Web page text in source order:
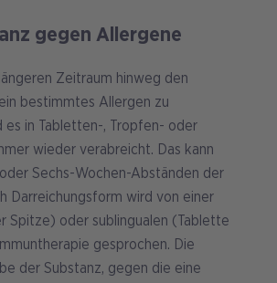
gegen Allergene
Zeitraum hinweg den
bestimmtes Allergen zu
es in Tabletten-, Tropfen- oder
wieder verabreicht. Das kann
Sechs-Wochen-Abständen der
Darreichungsform wird von einer
Spitze) oder sublingualen (Tablette
gesprochen. Die
der Substanz, gegen die eine